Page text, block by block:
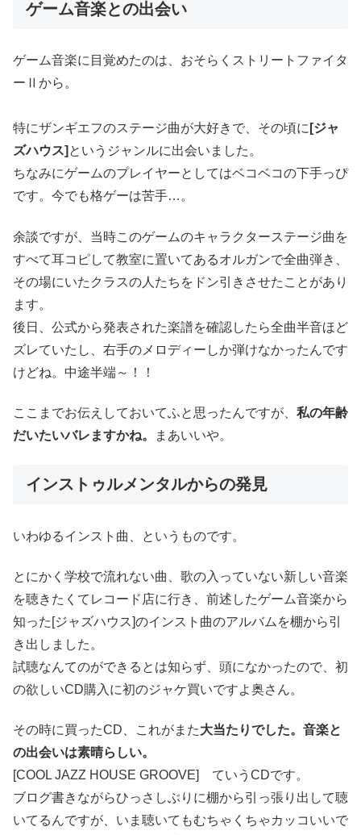
ゲーム音楽との出会い
ゲーム音楽に目覚めたのは、おそらくストリートファイタ
ーⅡから。
特にザンギエフのステージ曲が大好きで、その頃に [ジャ
ズハウス] というジャンルに出会いました。
ちなみにゲームのプレイヤーとしてはベコベコの下手っぴ
です。今でも格ゲーは苦手…。
余談ですが、当時このゲームのキャラクターステージ曲を
すべて耳コピして教室に置いてあるオルガンで全曲弾き、
その場にいたクラスの人たちをドン引きさせたことがあり
ます。
後日、公式から発表された楽譜を確認したら全曲半音ほど
ズレていたし、右手のメロディーしか弾けなかったんです
けどね。中途半端～！！
ここまでお伝えしておいてふと思ったんですが、 私の年齢
だいたいバレますかね。
まあいいや。
インストゥルメンタルからの発見
いわゆるインスト曲、というものです。
とにかく学校で流れない曲、歌の入っていない新しい音楽
を聴きたくてレコード店に行き、前述したゲーム音楽から
知った[ジャズハウス]のインスト曲のアルバムを棚から引
き出しました。
試聴なんてのができるとは知らず、頭になかったので、初
の欲しいCD購入に初のジャケ買いですよ奥さん。
その時に買ったCD、これがまた大当たりでした。音楽と
の出会いは素晴らしい。
[COOL JAZZ HOUSE GROOVE] ていうCDです。
ブログ書きながらひっさしぶりに棚から引っ張り出して聴
いてるんですが、いま聴いてもむちゃくちゃカッコいいで